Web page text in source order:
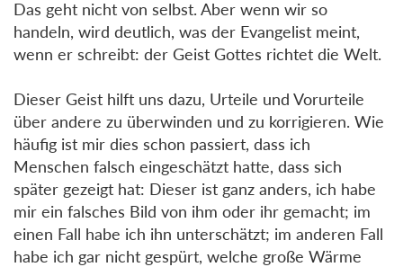
Das geht nicht von selbst. Aber wenn wir so
handeln, wird deutlich, was der Evangelist meint,
wenn er schreibt: der Geist Gottes richtet die Welt.
Dieser Geist hilft uns dazu, Urteile und Vorurteile
über andere zu überwinden und zu korrigieren. Wie
häufig ist mir dies schon passiert, dass ich
Menschen falsch eingeschätzt hatte, dass sich
später gezeigt hat: Dieser ist ganz anders, ich habe
mir ein falsches Bild von ihm oder ihr gemacht; im
einen Fall habe ich ihn unterschätzt; im anderen Fall
habe ich gar nicht gespürt, welche große Wärme